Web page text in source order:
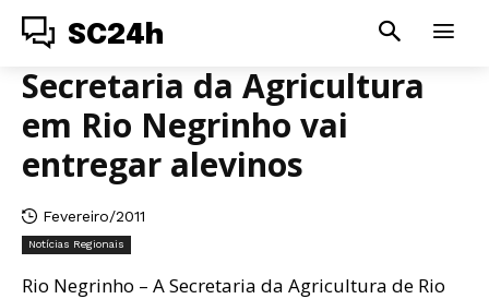
SC24h
Secretaria da Agricultura
em Rio Negrinho vai
entregar alevinos
Fevereiro/2011
Notícias Regionais
Rio Negrinho – A Secretaria da Agricultura de Rio